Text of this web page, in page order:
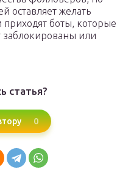
оставляет желать
боты, которые
заблокированы или
статья?
0